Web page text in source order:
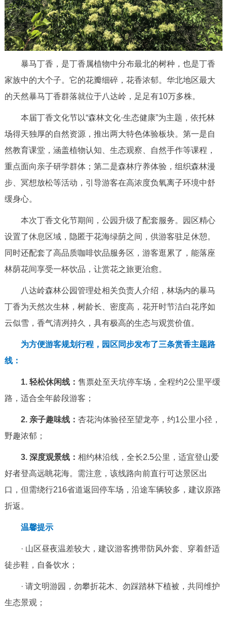
便民服务 利企服务 投资项目
中介服务 阳光政务
12345网上接诉即办 我要咨询 我要建议
参与调查 在线访谈 图说互动
走进北京
北京概况 十六区概览 人文北京
多语种
DEUTSCH FRANÇAIS РУССКИЙ ЯЗЫК
ESPAÑOL العربية PORTUGUÊS
暴马丁香，是丁香属植物中分布最北的树种，也是丁香
家族中的大个子。它的花瓣细碎，花香浓郁。华北地区最大
的天然暴马丁香群落就位于八达岭，足足有10万多株。
本届丁香文化节以“森林文化·生态健康”为主题，依托林
场得天独厚的自然资源，推出两大特色体验板块。第一是自
然教育课堂，涵盖植物认知、生态观察、自然手作等课程，
重点面向亲子研学群体；第二是森林疗养体验，组织森林漫
步、冥想放松等活动，引导游客在高浓度负氧离子环境中舒
缓身心。
本次丁香文化节期间，公园升级了配套服务。园区精心
设置了休息区域，隐匿于花海绿荫之间，供游客驻足休憩。
同时还配套了高品质咖啡饮品服务区，游客逛累了，能落座
林荫花间享受一杯饮品，让赏花之旅更治愈。
八达岭森林公园管理处相关负责人介绍，林场内的暴马
丁香为天然次生林，树龄长、密度高，花开时节洁白花序如
云似雪，香气清冽持久，具有极高的生态与观赏价值。
为方便游客规划行程，园区同步发布了三条赏香主题路
线：
1. 轻松休闲线： 售票处至天坑停车场，全程约2公里平缓
路，适合全年龄段游客；
2. 亲子趣味线： 杏花沟体验径至望龙亭，约1公里小径，
野趣浓郁；
3. 深度观景线： 相约林沿线，全长2.5公里，适宜登山爱
好者登高远眺花海。需注意，该线路向前直行可达景区出
口，但需绕行216省道返回停车场，沿途车辆较多，建议原路
折返。
温馨提示
· 山区昼夜温差较大，建议游客携带防风外套、穿着舒适
徒步鞋，自备饮水；
· 请文明游园，勿攀折花木、勿踩踏林下植被，共同维护
生态景观；